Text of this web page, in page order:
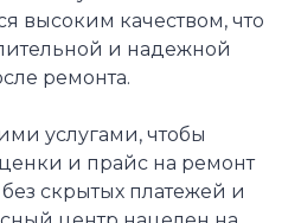
высоким качеством, что
и надежной
ремонта.
услугами, чтобы
и прайс на ремонт
скрытых платежей и